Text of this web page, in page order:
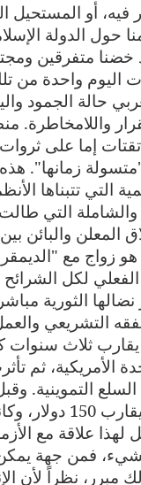
أو المستحيل
الدولة
خضنا متفرقين
اليوم واحدة من
حالة الجمود
واللامخاطرة.
إما على ثروات
زمانها".
تتبناها
التي
المعلن والبائن
مع
لكل
الثورية
التشريعي
ثلاث سنوات
الأمريكية، ثم
التموينية.
المصدرة للبترول
علاقة مع
فمن جهة
مبرر، نظراً لأن